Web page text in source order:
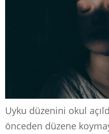
Uyku düzenini okul
önceden düzene